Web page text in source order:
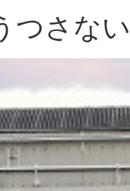
つさな